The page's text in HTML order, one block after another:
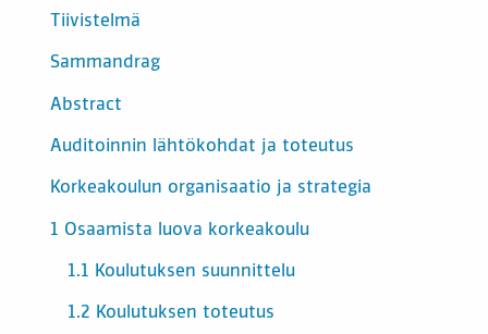
SISÄLTÖ
Tiivistelmä
Sammandrag
Abstract
Auditoinnin lähtökohdat ja toteutus
Korkeakoulun organisaatio ja strategia
1 Osaamista luova korkeakoulu
1.1 Koulutuksen suunnittelu
1.2 Koulutuksen toteutus